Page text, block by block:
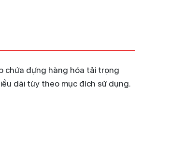
chứa đựng hàng hóa tải trọng
dài tùy theo mục đích sử dụng.